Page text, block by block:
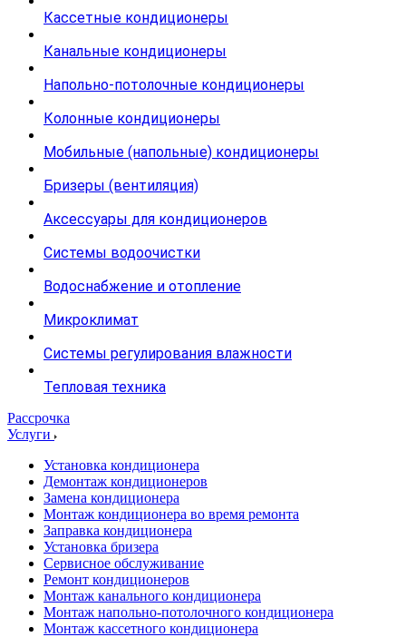
Кассетные кондиционеры
Канальные кондиционеры
Напольно-потолочные кондиционеры
Колонные кондиционеры
Мобильные (напольные) кондиционеры
Бризеры (вентиляция)
Аксессуары для кондиционеров
Системы водоочистки
Водоснабжение и отопление
Микроклимат
Системы регулирования влажности
Тепловая техника
Рассрочка
Услуги
Установка кондиционера
Демонтаж кондиционеров
Замена кондиционера
Монтаж кондиционера во время ремонта
Заправка кондиционера
Установка бризера
Сервисное обслуживание
Ремонт кондиционеров
Монтаж канального кондиционера
Монтаж напольно-потолочного кондиционера
Монтаж кассетного кондиционера